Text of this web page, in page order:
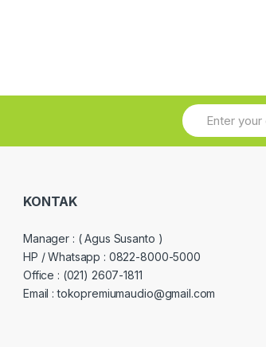
KONTAK
Manager : ( Agus Susanto )
HP / Whatsapp : 0822-8000-5000
Office : (021) 2607-1811
Email : tokopremiumaudio@gmail.com